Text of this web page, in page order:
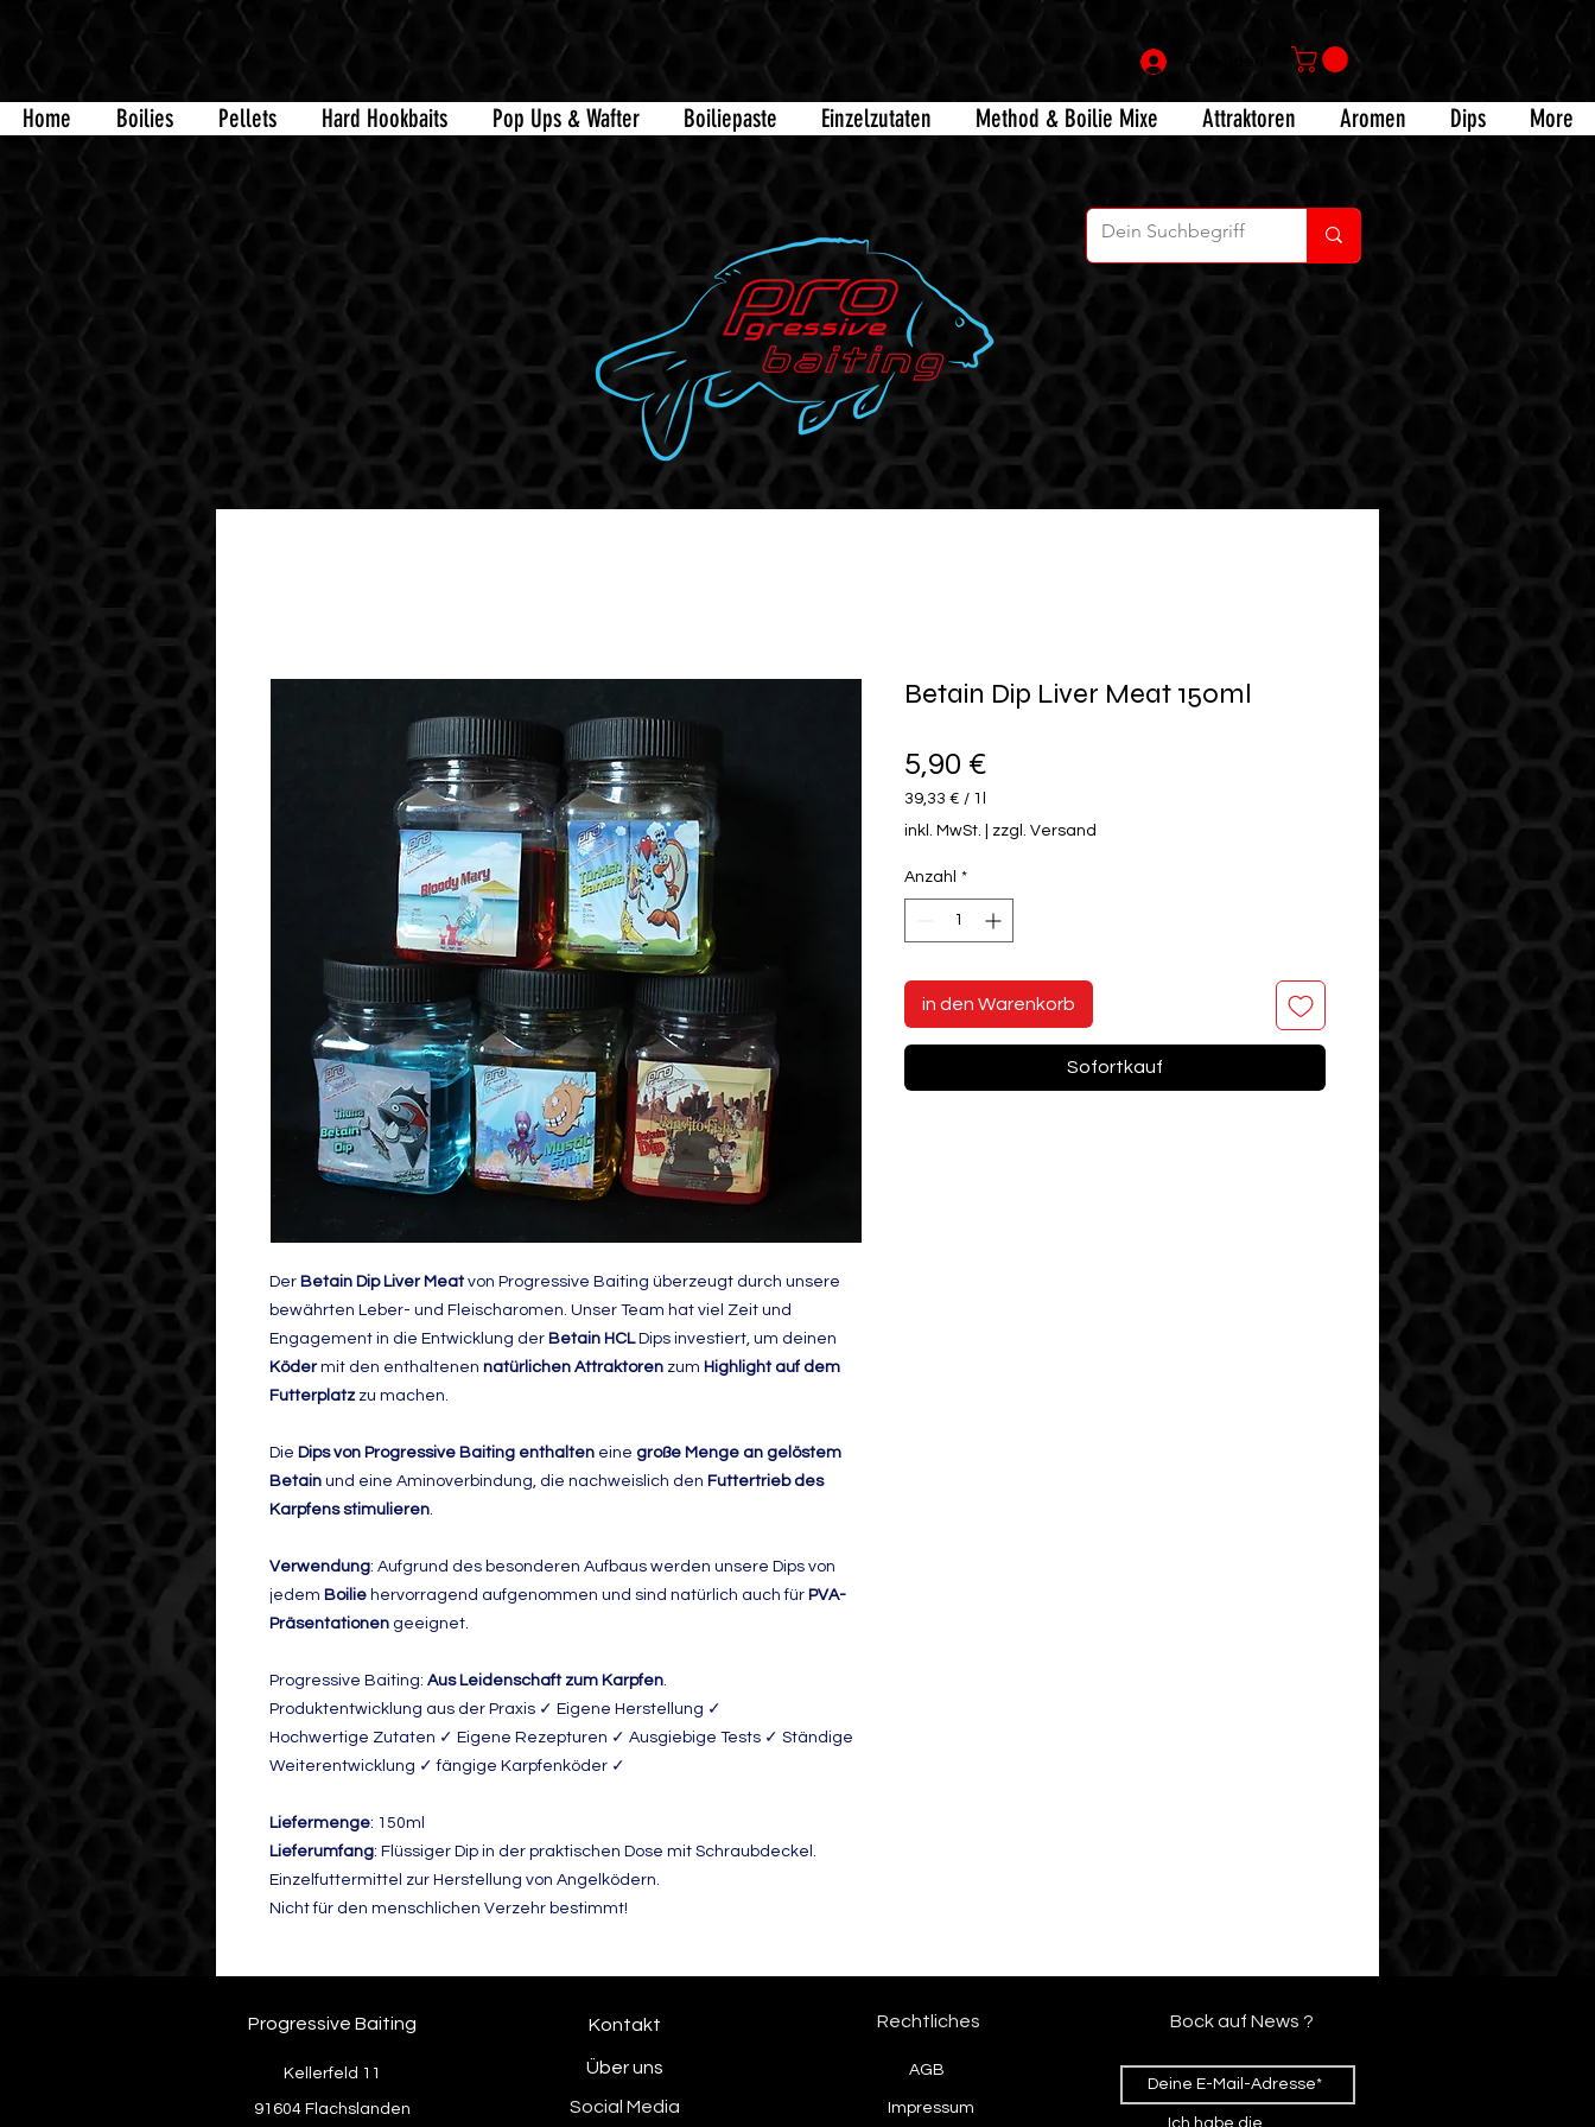
Home Boilies Pellets Hard Hookbaits Pop Ups & Wafter Boiliepaste Einzelzutaten Method & Boilie Mixe Attraktoren Aromen Dips More
Der Betain Dip Liver Meatvon Progressive Baiting überzeugt durch unsere
bewährten Leber- und Fleischaromen. Unser Team hat viel Zeit und
Engagement in die Entwicklung der Betain HCLDips investiert, um deinen
Ködermit den enthaltenen natürlichen Attraktoren zum Highlight auf dem
Futterplatz zu machen.
Die Dips von Progressive Baiting enthalten eine große Menge an gelöstem
Betain und eine Aminoverbindung, die nachweislich den Futtertrieb des
Karpfens stimulieren
Verwendung: Aufgrund des besonderen Aufbaus werden unsere Dips von
jedem Boilie hervorragend aufgenommen und sind natürlich auch für PVA-
Präsentationen geeignet.
Progressive Baiting: Aus Leidenschaft zum Karpfen
Produktentwicklung aus der Praxis ✓ Eigene Herstellung ✓
Hochwertige Zutaten ✓ Eigene Rezepturen ✓ Ausgiebige Tests ✓ Ständige
Weiterentwicklung ✓ fängige Karpfenköder ✓
Liefermenge: 150ml
Lieferumfang: Flüssiger Dip in der praktischen Dose mit Schraubdeckel.
Einzelfuttermittel zur Herstellung von Angelködern.
Nicht für den menschlichen Verzehr bestimmt!
Betain Dip Liver Meat 150ml
5,90 €
39,33 € / 1l
39,33 €
inkl. MwSt. zzgl. Versand
Anzahl *
in den Warenkorb
Sofortkauf
Progressive Baiting
Kellerfeld 11
91604 Flachslanden
Kontakt
Social Media
Über uns
Rechtliches
AGB
Impressum
Bock auf News ?
Ich habe die